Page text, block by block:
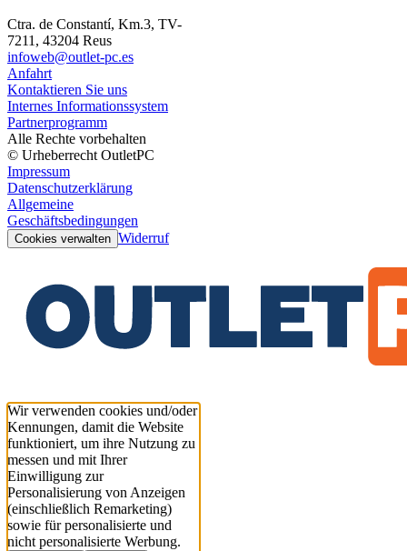
Ctra. de Constantí, Km.3, TV-
7211, 43204 Reus
infoweb@outlet-pc.es
Anfahrt
Kontaktieren Sie uns
Internes Informationssystem
Partnerprogramm
Alle Rechte vorbehalten
© Urheberrecht OutletPC
Impressum
Datenschutzerklärung
Allgemeine
Geschäftsbedingungen
Cookies verwalten Widerruf
Wir verwenden cookies und/oder
Kennungen, damit die Website
funktioniert, um ihre Nutzung zu
messen und mit Ihrer
Einwilligung zur
Personalisierung von Anzeigen
(einschließlich Remarketing)
sowie für personalisierte und
nicht personalisierte Werbung.